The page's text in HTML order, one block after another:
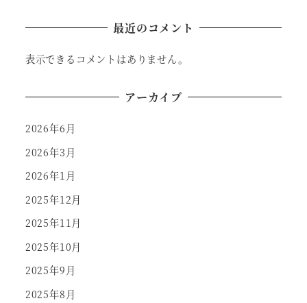
最近のコメント
表示できるコメントはありません。
アーカイブ
2026年6月
2026年3月
2026年1月
2025年12月
2025年11月
2025年10月
2025年9月
2025年8月